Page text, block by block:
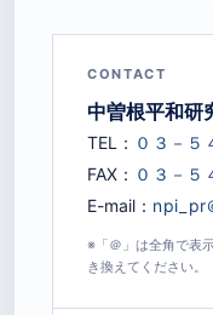
CONTACT
中曽根平和研
TEL：
FAX：
E-mail：
※「＠」は全角で表
き換えてください。